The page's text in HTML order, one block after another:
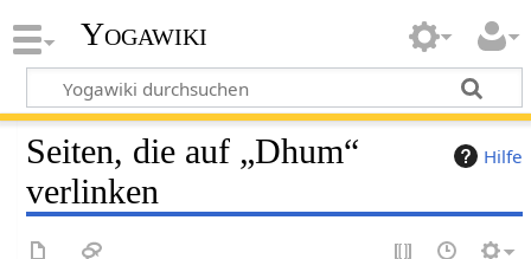
Yogawiki
Hilfe
Seiten, die auf „Dhum“
verlinken